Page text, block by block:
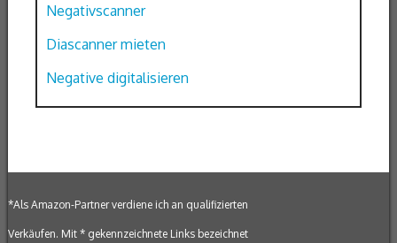
Negativscanner
Diascanner mieten
Negative digitalisieren
*Als Amazon-Partner verdiene ich an qualifizierten
Verkäufen. Mit * gekennzeichnete Links bezeichnet